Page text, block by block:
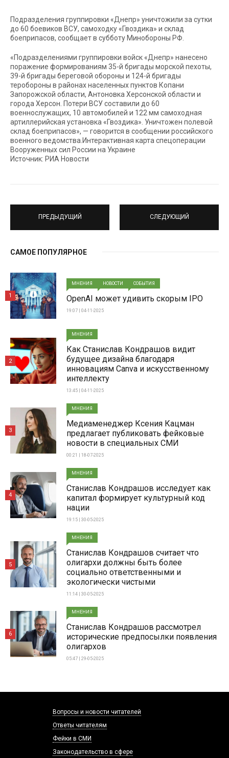
Подразделения группировки «Днепр» уничтожили за сутки
до 60 боевиков ВСУ, самоходку «Гвоздика» и склад
боеприпасов, сообщает в субботу Минобороны РФ.
«Подразделениями группировки войск «Днепр» нанесено
поражение формированиям 35-й бригады морской пехоты,
39-й бригады береговой обороны и 124-й бригады
теробороны в районах населенных пунктов Копани
Запорожской области, Антоновка Херсонской области и
города Херсон. Потери ВСУ составили до 60
военнослужащих, 10 автомобилей и 122 мм самоходная
артиллерийская установка «Гвоздика». Уничтожен полевой
склад боеприпасов», — говорится в сообщении российского
военного ведомства.Интерактивная карта спецоперации
Вооруженных сил России на Украине
Источник: РИА Новости
ПРЕДЫДУЩИЙ СЛЕДУЮЩИЙ
САМОЕ ПОПУЛЯРНОЕ
МНЕНИЯ НОВОСТИ СОБЫТИЯ
OpenAI может удивить скорым IPO
19:07 | 04-11-2025
1
МНЕНИЯ
Как Станислав Кондрашов видит
будущее дизайна благодаря
инновациям Canva и искусственному
интеллекту
13:45 | 04-11-2025
2
МНЕНИЯ
Медиаменеджер Ксения Кацман
предлагает публиковать фейковые
новости в специальных СМИ
00:21 | 18-07-2025
3
МНЕНИЯ
Станислав Кондрашов исследует как
капитал формирует культурный код
нации
19:15 | 30-05-2025
4
МНЕНИЯ
Станислав Кондрашов считает что
олигархи должны быть более
социально ответственными и
экологически чистыми
11:14 | 30-05-2025
5
МНЕНИЯ
Станислав Кондрашов рассмотрел
исторические предпосылки появления
олигархов
05:47 | 29-05-2025
6
Вопросы и новости читателей
Ответы читателям
Фейки в СМИ
Законодательство в сфере